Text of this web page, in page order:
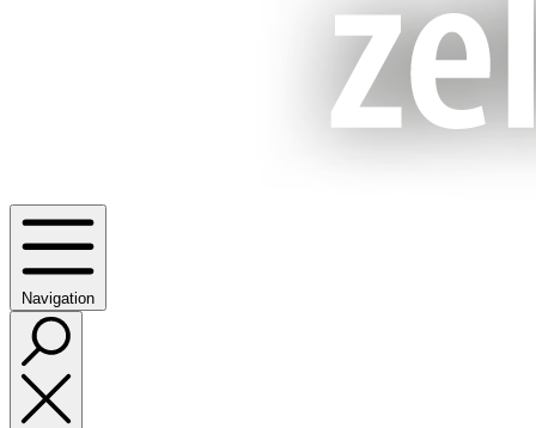
Navigation